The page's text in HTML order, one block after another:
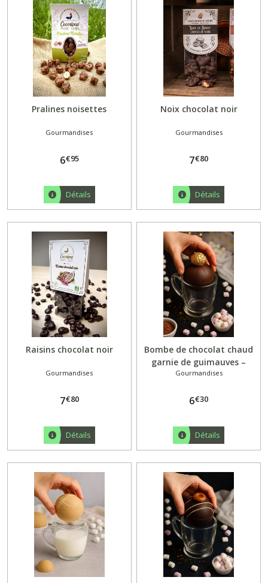
Pralines noisettes
Gourmandises
6€95
Détails
Noix chocolat noir
Gourmandises
7€80
Détails
Raisins chocolat noir
Gourmandises
7€80
Détails
Bombe de chocolat chaud
garnie de guimauves –
Noisette & Ferrero Rocher
Gourmandises
6€30
Détails
Chocolat
(31)
Confitures
(21)
Miel
tartiner
Praslines
Gourmandises
(21)
Spécialités
(5)